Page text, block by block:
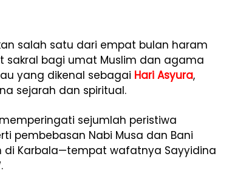
salah satu dari empat bulan haram
sakral bagi umat Muslim dan agama
yang dikenal sebagai Hari Asyura,
sejarah dan spiritual.
sejumlah peristiwa
pembebasan Nabi Musa dan Bani
di Karbala—tempat wafatnya Sayyidina